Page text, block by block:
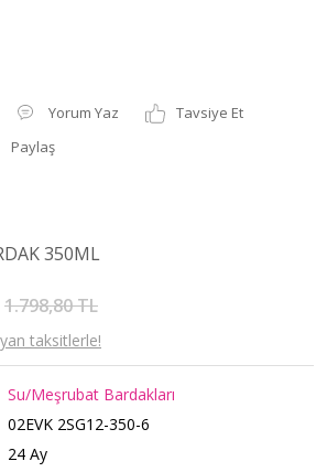
Yorum Yaz
Tavsiye Et
Paylaş
350ML
1.798,80 TL
taksitlerle!
Su/Meşrubat Bardakları
02EVK 2SG12-350-6
24 Ay